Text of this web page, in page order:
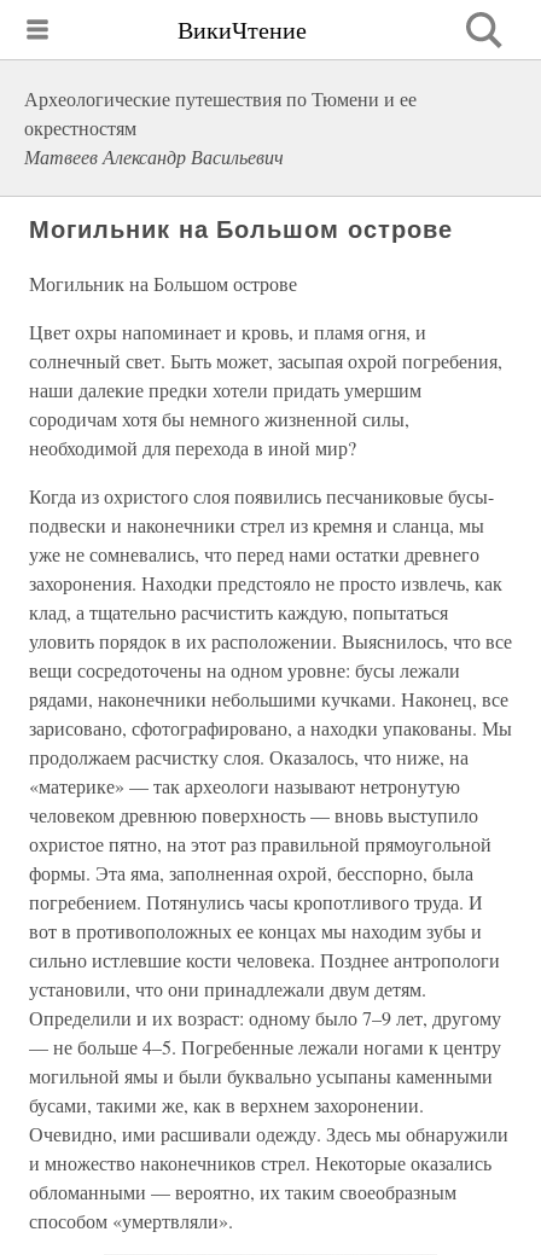
ВикиЧтение
Археологические путешествия по Тюмени и ее
окрестностям
Матвеев Александр Васильевич
Могильник на Большом острове
Могильник на Большом острове
Цвет охры напоминает и кровь, и пламя огня, и
солнечный свет. Быть может, засыпая охрой погребения,
наши далекие предки хотели придать умершим
сородичам хотя бы немного жизненной силы,
необходимой для перехода в иной мир?
Когда из охристого слоя появились песчаниковые бусы-
подвески и наконечники стрел из кремня и сланца, мы
уже не сомневались, что перед нами остатки древнего
захоронения. Находки предстояло не просто извлечь, как
клад, а тщательно расчистить каждую, попытаться
уловить порядок в их расположении. Выяснилось, что все
вещи сосредоточены на одном уровне: бусы лежали
рядами, наконечники небольшими кучками. Наконец, все
зарисовано, сфотографировано, а находки упакованы. Мы
продолжаем расчистку слоя. Оказалось, что ниже, на
«материке» — так археологи называют нетронутую
человеком древнюю поверхность — вновь выступило
охристое пятно, на этот раз правильной прямоугольной
формы. Эта яма, заполненная охрой, бесспорно, была
погребением. Потянулись часы кропотливого труда. И
вот в противоположных ее концах мы находим зубы и
сильно истлевшие кости человека. Позднее антропологи
установили, что они принадлежали двум детям.
Определили и их возраст: одному было 7–9 лет, другому
— не больше 4–5. Погребенные лежали ногами к центру
могильной ямы и были буквально усыпаны каменными
бусами, такими же, как в верхнем захоронении.
Очевидно, ими расшивали одежду. Здесь мы обнаружили
и множество наконечников стрел. Некоторые оказались
обломанными — вероятно, их таким своеобразным
способом «умертвляли».